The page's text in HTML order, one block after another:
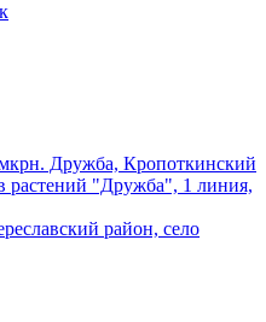
Дружба, Кропоткинский
растений "Дружба", 1 линия,
район, село